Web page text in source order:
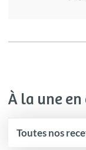
À la une en
Toutes nos